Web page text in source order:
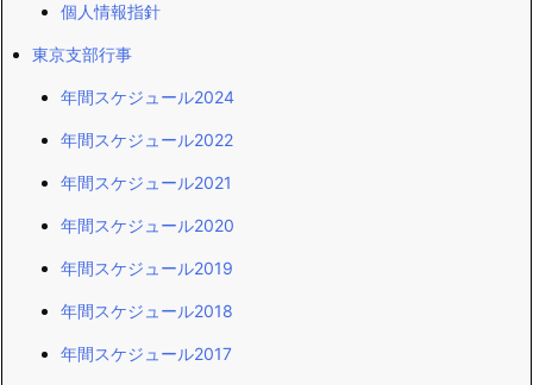
個人情報指針
東京支部行事
年間スケジュール2024
年間スケジュール2022
年間スケジュール2021
年間スケジュール2020
年間スケジュール2019
年間スケジュール2018
年間スケジュール2017